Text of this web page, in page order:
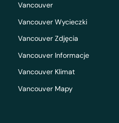
Vancouver
Vancouver Wycieczki
Vancouver Zdjęcia
Vancouver Informacje
Vancouver Klimat
Vancouver Mapy